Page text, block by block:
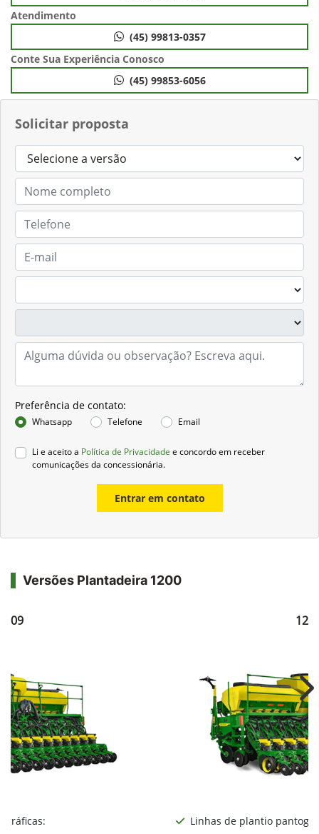
Solicitar proposta
Preferência de contato:
Whatsapp Telefone Email
Li e aceito a Política de Privacidade e concordo em receber
comunicações da concessionária.
Entrar em contato
Atendimento
(45) 99813-0357
Conte Sua Experiência Conosco
(45) 99853-6056
Versões Plantadeira 1200
Linhas de plantio